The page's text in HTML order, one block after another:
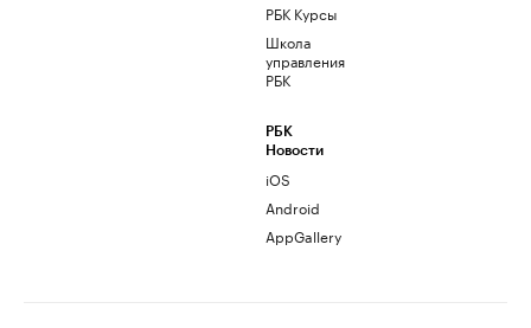
РБК Курсы
Школа
управления
РБК
РБК
Новости
iOS
Android
AppGallery